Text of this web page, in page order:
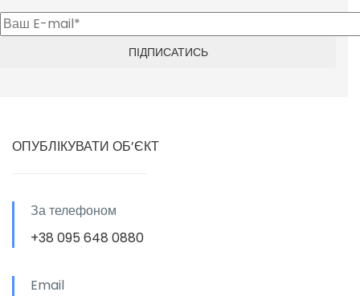
ОПУБЛІКУВАТИ ОБ’ЄКТ
За телефоном
+38 095 648 0880
Email